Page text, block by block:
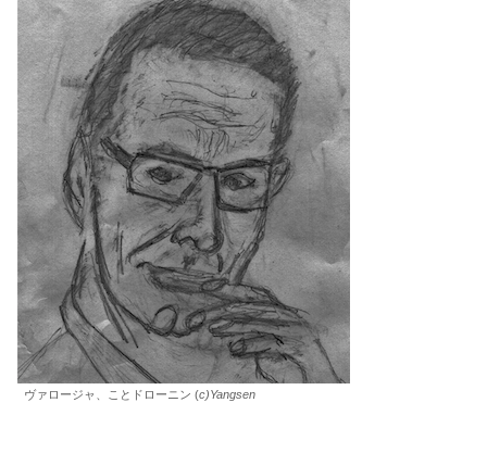
ヴァロージャ、ことドローニン (c)Yangsen